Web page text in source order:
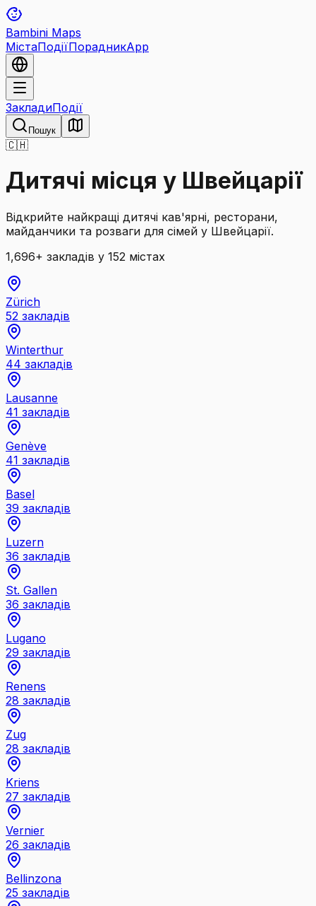
Bambini Maps
МістаПодіїПорадникApp
ЗакладиПодії
Пошук
🇨🇭
Дитячі місця у Швейцарії
Відкрийте найкращі дитячі кав'ярні, ресторани,
майданчики та розваги для сімей у Швейцарії.
1,696+ закладів у 152 містах
Zürich
52 закладів
Winterthur
44 закладів
Lausanne
41 закладів
Genève
41 закладів
Basel
39 закладів
Luzern
36 закладів
St. Gallen
36 закладів
Lugano
29 закладів
Renens
28 закладів
Zug
28 закладів
Kriens
27 закладів
Vernier
26 закладів
Bellinzona
25 закладів